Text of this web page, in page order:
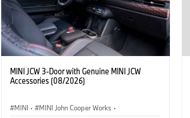
MINI JCW 3-Door with Genuine MINI JCW
Accessories (08/2026)
MINI · MINI John Cooper Works ·